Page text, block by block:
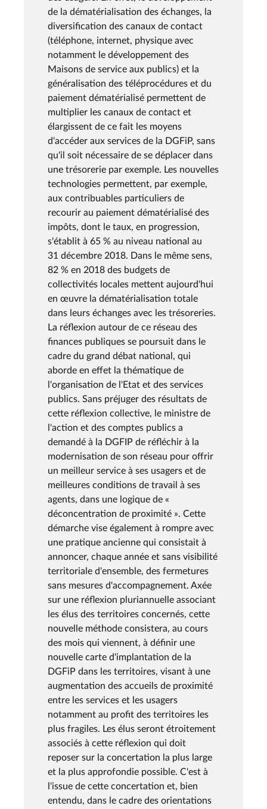
de la dématérialisation des échanges, la
diversification des canaux de contact
(téléphone, internet, physique avec
notamment le développement des
Maisons de service aux publics) et la
généralisation des téléprocédures et du
paiement dématérialisé permettent de
multiplier les canaux de contact et
élargissent de ce fait les moyens
d'accéder aux services de la DGFiP, sans
qu'il soit nécessaire de se déplacer dans
une trésorerie par exemple. Les nouvelles
technologies permettent, par exemple,
aux contribuables particuliers de
recourir au paiement dématérialisé des
impôts, dont le taux, en progression,
s'établit à 65 % au niveau national au
31 décembre 2018. Dans le même sens,
82 % en 2018 des budgets de
collectivités locales mettent aujourd'hui
en œuvre la dématérialisation totale
dans leurs échanges avec les trésoreries.
La réflexion autour de ce réseau des
finances publiques se poursuit dans le
cadre du grand débat national, qui
aborde en effet la thématique de
l'organisation de l'Etat et des services
publics. Sans préjuger des résultats de
cette réflexion collective, le ministre de
l'action et des comptes publics a
demandé à la DGFIP de réfléchir à la
modernisation de son réseau pour offrir
un meilleur service à ses usagers et de
meilleures conditions de travail à ses
agents, dans une logique de «
déconcentration de proximité ». Cette
démarche vise également à rompre avec
une pratique ancienne qui consistait à
annoncer, chaque année et sans visibilité
territoriale d'ensemble, des fermetures
sans mesures d'accompagnement. Axée
sur une réflexion pluriannuelle associant
les élus des territoires concernés, cette
nouvelle méthode consistera, au cours
des mois qui viennent, à définir une
nouvelle carte d'implantation de la
DGFiP dans les territoires, visant à une
augmentation des accueils de proximité
entre les services et les usagers
notamment au profit des territoires les
plus fragiles. Les élus seront étroitement
associés à cette réflexion qui doit
reposer sur la concertation la plus large
et la plus approfondie possible. C'est à
l'issue de cette concertation et, bien
entendu, dans le cadre des orientations